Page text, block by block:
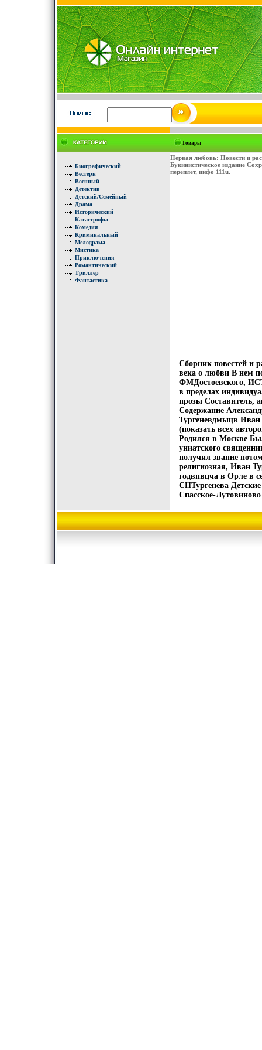
Биографический
Вестерн
Военный
Детектив
Детский/Семейный
Драма
Исторический
Катастрофы
Комедия
Криминальный
Мелодрама
Мистика
Приключения
Романтический
Триллер
Фантастика
Товары
Первая любовь: Повести и
Букинистическое издание
переплет, инфо 111u.
Сборник повестей и
века о любви В нем
ФМДостоевского,
в пределах
прозы Составитель,
Содержание
Тургеневдмьщв Иван
(показать всех
Родился в Москве
униатского
получил звание
религиозная, Иван
годвпвцча в Орле в
СНТургенева
Спасское-